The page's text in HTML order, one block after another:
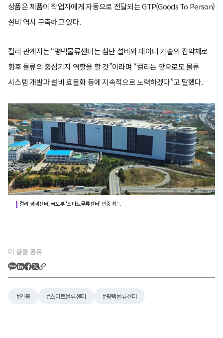
상품은 제품이 작업자에게 자동으로 전달되는 GTP(Goods To Person)
설비 역시 구축하고 있다.
컬리 관계자는 “평택물류센터는 첨단 설비와 데이터 기술의 집약체로
향후 물류의 중심기지 역할을 할 것”이라며 “컬리는 앞으로도 물류
시스템 개발과 설비 효율화 등에 지속적으로 노력하겠다”고 말했다.
컬리 평택센터, 국토부 ‘스마트물류센터’ 인증 획득
이 글을 공유
인증 스마트물류센터 평택물류센터